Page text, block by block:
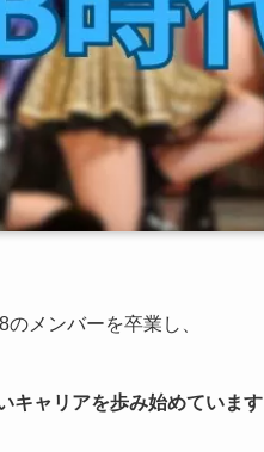
メンバーを卒業し、
キャリアを歩み始めています